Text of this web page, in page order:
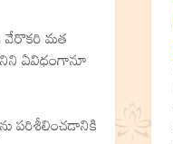
వేరొకరి మత
ఏవిధంగానూ
పరిశీలించడానికి